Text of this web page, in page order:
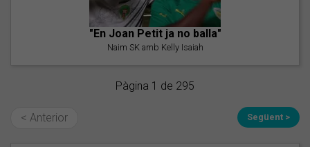
"En Joan Petit ja no balla"
Naim SK amb Kelly Isaiah
Pàgina 1 de 295
< Anterior Següent >